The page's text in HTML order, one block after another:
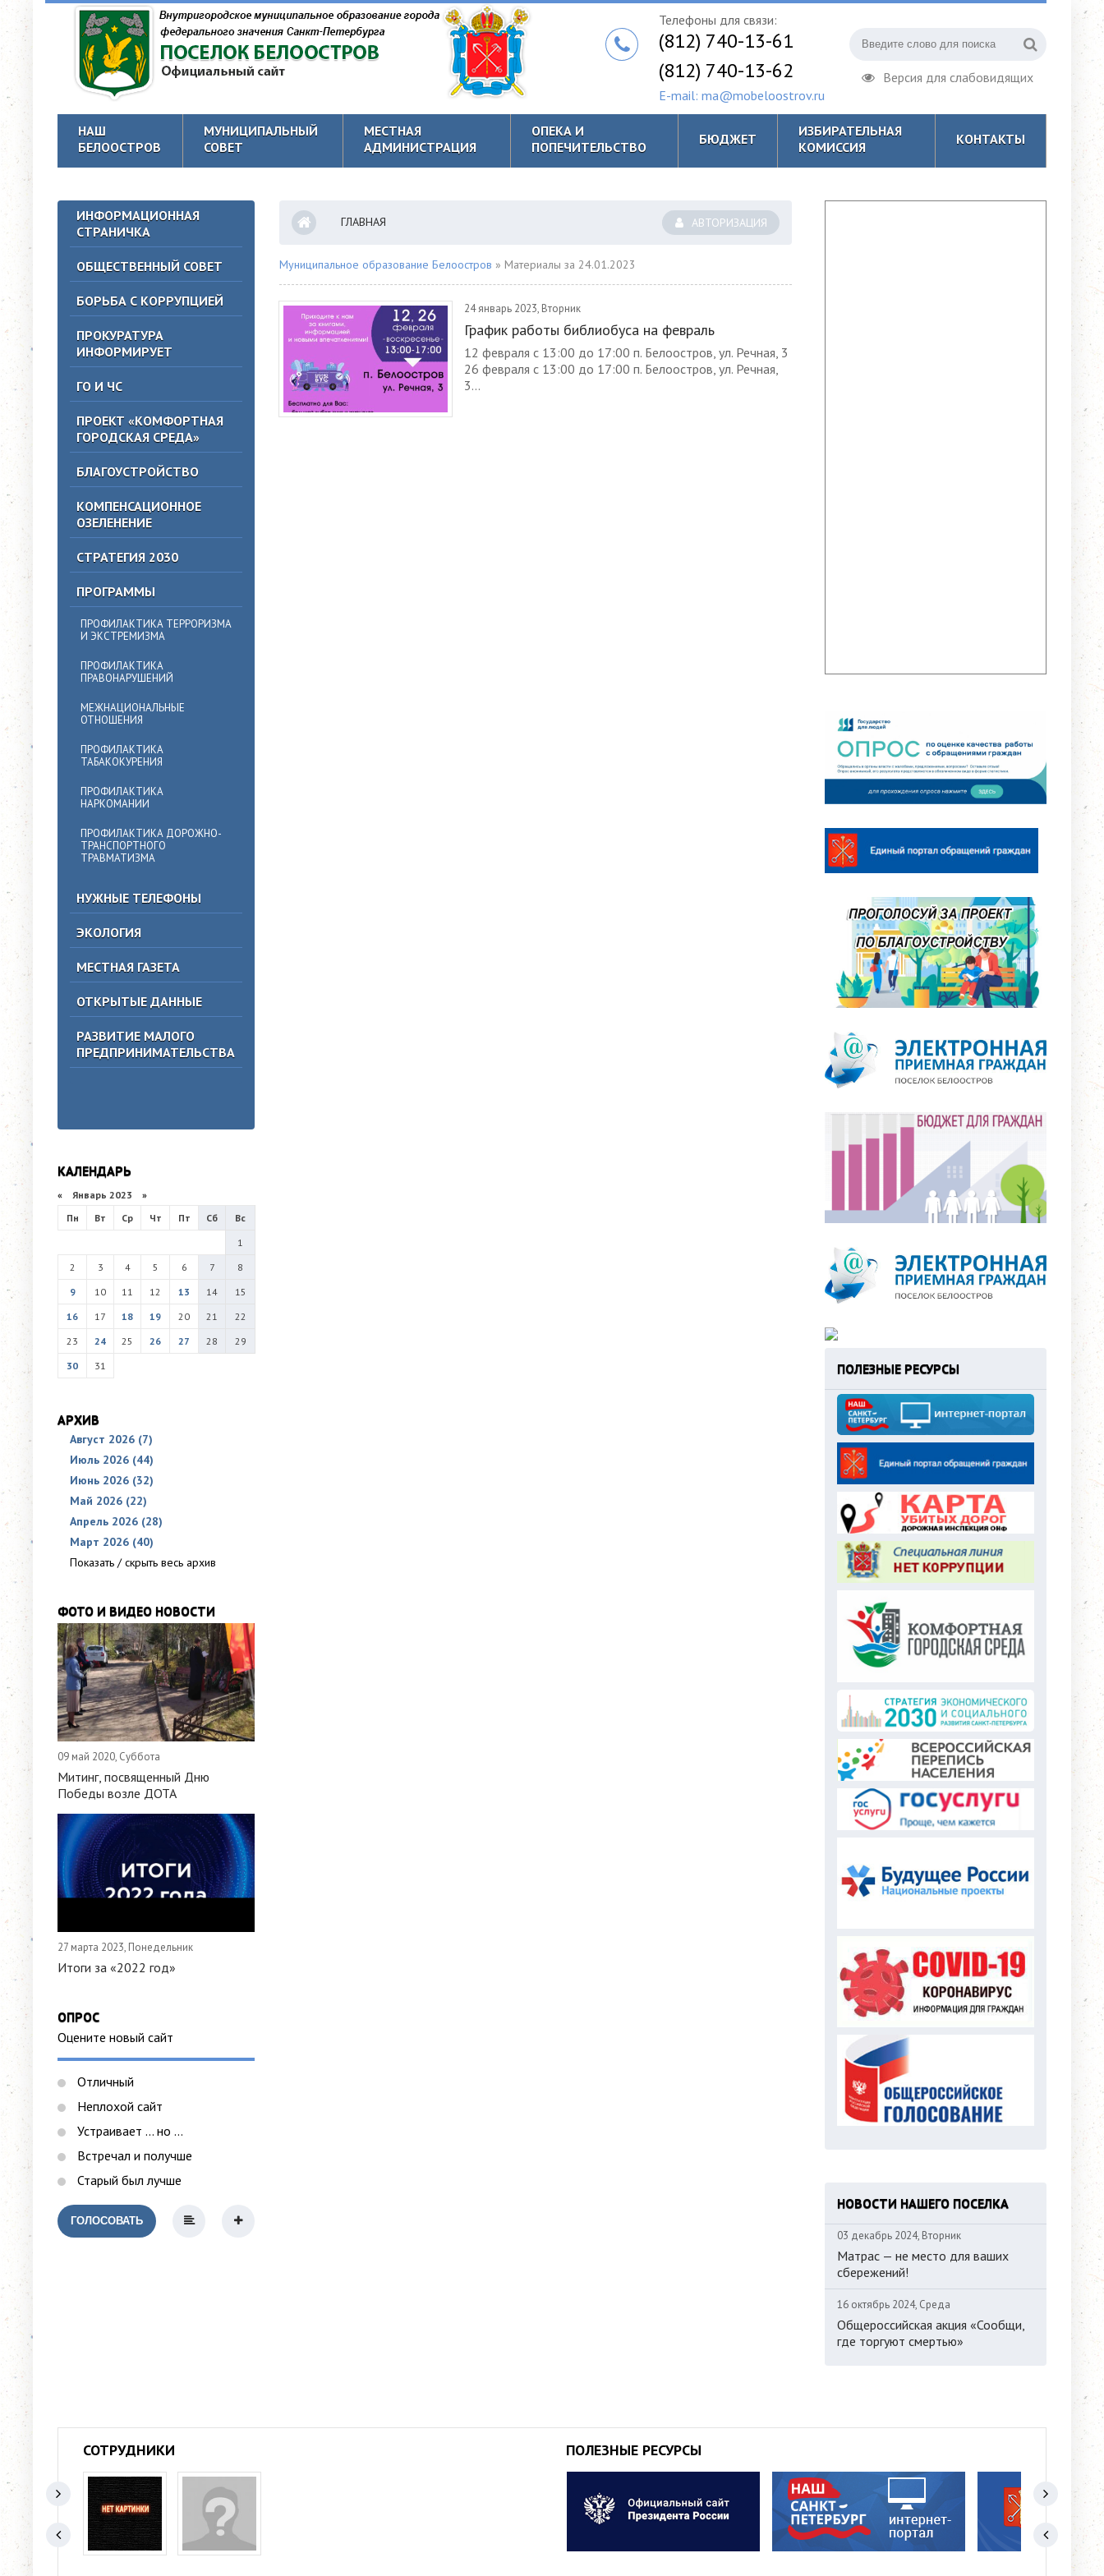
Версия для слабовидящих
Телефоны для связи:
(812) 740-13-61
(812) 740-13-62
E-mail: ma@mobeloostrov.ru
НАШ
БЕЛООСТРОВ
МУНИЦИПАЛЬНЫЙ
СОВЕТ
МЕСТНАЯ
АДМИНИСТРАЦИЯ
ОПЕКА И
ПОПЕЧИТЕЛЬСТВО
БЮДЖЕТ
ИЗБИРАТЕЛЬНАЯ
КОМИССИЯ
КОНТАКТЫ
ИНФОРМАЦИОННАЯ
СТРАНИЧКА
ОБЩЕСТВЕННЫЙ СОВЕТ
БОРЬБА С КОРРУПЦИЕЙ
ПРОКУРАТУРА
ИНФОРМИРУЕТ
ГО И ЧС
ПРОЕКТ «КОМФОРТНАЯ
ГОРОДСКАЯ СРЕДА»
БЛАГОУСТРОЙСТВО
КОМПЕНСАЦИОННОЕ
ОЗЕЛЕНЕНИЕ
СТРАТЕГИЯ 2030
ПРОГРАММЫ
ПРОФИЛАКТИКА ТЕРРОРИЗМА
И ЭКСТРЕМИЗМА
ПРОФИЛАКТИКА
ПРАВОНАРУШЕНИЙ
МЕЖНАЦИОНАЛЬНЫЕ
ОТНОШЕНИЯ
ПРОФИЛАКТИКА
ТАБАКОКУРЕНИЯ
ПРОФИЛАКТИКА
НАРКОМАНИИ
ПРОФИЛАКТИКА ДОРОЖНО-
ТРАНСПОРТНОГО
ТРАВМАТИЗМА
НУЖНЫЕ ТЕЛЕФОНЫ
ЭКОЛОГИЯ
МЕСТНАЯ ГАЗЕТА
ОТКРЫТЫЕ ДАННЫЕ
РАЗВИТИЕ МАЛОГО
ПРЕДПРИНИМАТЕЛЬСТВА
КАЛЕНДАРЬ
« Январь 2023 »
Пн
Вт Ср Чт Пт Сб
Вс
1
2
3 4 5 6 7
8
9
10 11 12 13 14
15
16
17 18 19 20 21
22
23
24 25 26 27 28
29
30
31
АРХИВ
Август 2026 (7)
Июль 2026 (44)
Июнь 2026 (32)
Май 2026 (22)
Апрель 2026 (28)
Март 2026 (40)
Показать / скрыть весь архив
ФОТО И ВИДЕО НОВОСТИ
09 май 2020, Суббота
Митинг, посвященный Дню
Победы возле ДОТА
27 марта 2023, Понедельник
Итоги за «2022 год»
ОПРОС
Оцените новый сайт
Отличный
Неплохой сайт
Устраивает ... но ...
Встречал и получше
Старый был лучше
ГОЛОСОВАТЬ
ГЛАВНАЯ АВТОРИЗАЦИЯ
Муниципальное образование Белоостров » Материалы за 24.01.2023
24 январь 2023, Вторник
График работы библиобуса на февраль
12 февраля с 13:00 до 17:00 п. Белоостров, ул. Речная, 3
26 февраля с 13:00 до 17:00 п. Белоостров, ул. Речная,
3...
ПОЛЕЗНЫЕ РЕСУРСЫ
НОВОСТИ НАШЕГО ПОСЕЛКА
03 декабрь 2024, Вторник
Матрас — не место для ваших
сбережений!
16 октябрь 2024, Среда
Общероссийская акция «Сообщи,
где торгуют смертью»
СОТРУДНИКИ ПОЛЕЗНЫЕ РЕСУРСЫ